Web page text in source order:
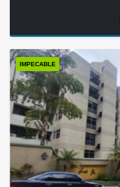
IMPECABLE